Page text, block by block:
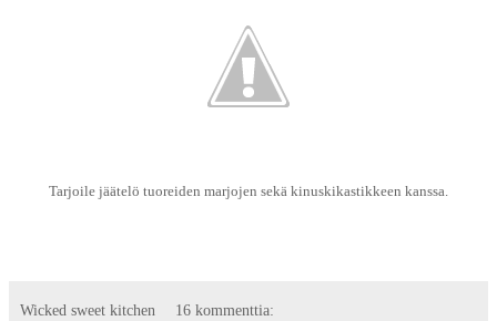
Tarjoile jäätelö tuoreiden marjojen sekä kinuskikastikkeen kanssa.
Wicked sweet kitchen 16 kommenttia: